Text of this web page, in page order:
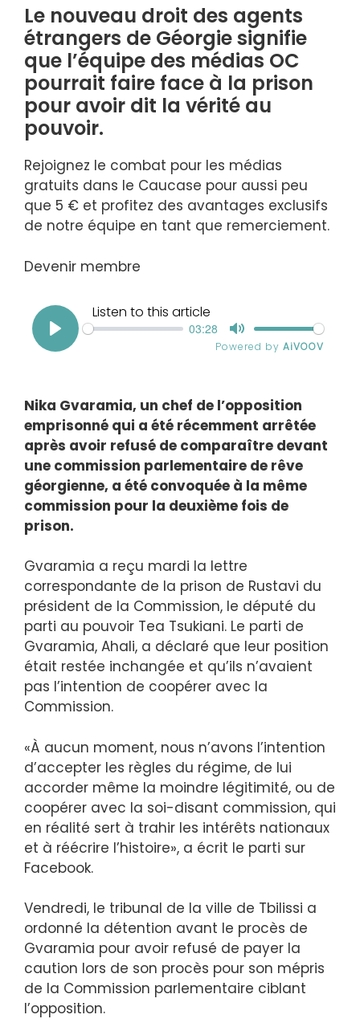
Le nouveau droit des agents
étrangers de Géorgie signifie
que l’équipe des médias OC
pourrait faire face à la prison
pour avoir dit la vérité au
pouvoir.
Rejoignez le combat pour les médias
gratuits dans le Caucase pour aussi peu
que 5 € et profitez des avantages exclusifs
de notre équipe en tant que remerciement.
Devenir membre
Nika Gvaramia, un chef de l’opposition
emprisonné qui a été récemment arrêtée
après avoir refusé de comparaître devant
une commission parlementaire de rêve
géorgienne, a été convoquée à la même
commission pour la deuxième fois de
prison.
Gvaramia a reçu mardi la lettre
correspondante de la prison de Rustavi du
président de la Commission, le député du
parti au pouvoir Tea Tsukiani. Le parti de
Gvaramia, Ahali, a déclaré que leur position
était restée inchangée et qu’ils n’avaient
pas l’intention de coopérer avec la
Commission.
«À aucun moment, nous n’avons l’intention
d’accepter les règles du régime, de lui
accorder même la moindre légitimité, ou de
coopérer avec la soi-disant commission, qui
en réalité sert à trahir les intérêts nationaux
et à réécrire l’histoire», a écrit le parti sur
Facebook.
Vendredi, le tribunal de la ville de Tbilissi a
ordonné la détention avant le procès de
Gvaramia pour avoir refusé de payer la
caution lors de son procès pour son mépris
de la Commission parlementaire ciblant
l’opposition.